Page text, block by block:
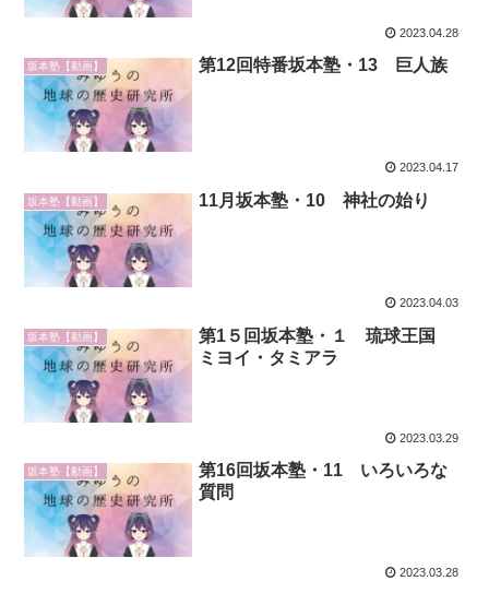
2023.04.28
坂本塾【動画】 第12回特番坂本塾・13 巨人族
2023.04.17
坂本塾【動画】 11月坂本塾・10 神社の始り
2023.04.03
坂本塾【動画】
第1５回坂本塾・１ 琉球王国
ミヨイ・タミアラ
2023.03.29
坂本塾【動画】
第16回坂本塾・11 いろいろな
質問
2023.03.28